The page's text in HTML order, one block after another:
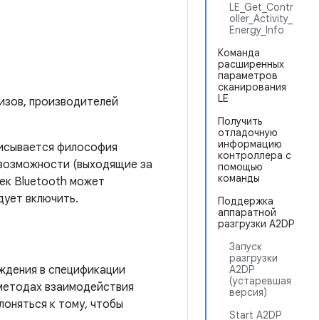
LE_Get_Contr
oller_Activity_
Energy_Info
Команда
расширенных
параметров
сканирования
LE
Получить
отладочную
информацию
контроллера с
помощью
команды
Поддержка
аппаратной
разгрузки A2DP
Запуск
разгрузки
A2DP
(устаревшая
версия)
Start A2DP
производителей
философия
(выходящие за
Bluetooth может
включить.
в спецификации
взаимодействия
к тому, чтобы